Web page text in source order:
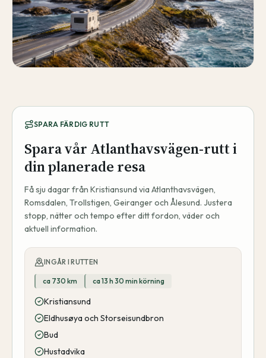
SPARA FÄRDIG RUTT
Spara vår Atlanthavsvägen-rutt i
din planerade resa
Få sju dagar från Kristiansund via Atlanthavsvägen,
Romsdalen, Trollstigen, Geiranger och Ålesund. Justera
stopp, nätter och tempo efter ditt fordon, väder och
aktuell information.
INGÅR I RUTTEN
ca 730 km ca 13 h 30 min körning
Kristiansund
Eldhusøya och Storseisundbron
Bud
Hustadvika